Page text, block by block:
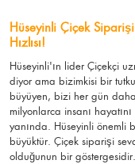
Hüseyinli Çiçek
Hızlısı!
Hüseyinli'ın lider Çiçekçi
diyor ama bizimkisi bir
büyüyen, bizi her gün
milyonlarca insanı
yanında. Hüseyinli önemli
büyüktür. Çiçek siparişi
olduğunun bir